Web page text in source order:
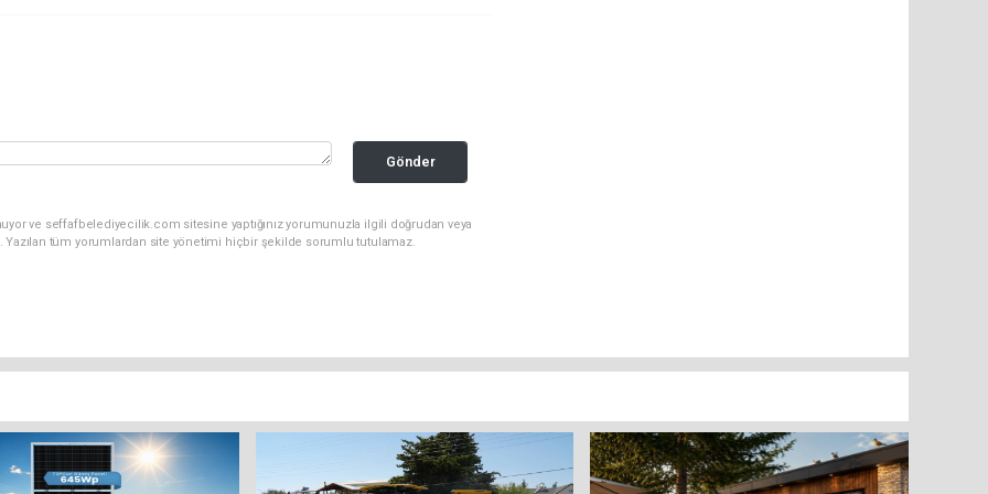
Gönder
ve seffafbelediyecilik.com sitesine yaptığınız yorumunuzla ilgili doğrudan veya
Yazılan tüm yorumlardan site yönetimi hiçbir şekilde sorumlu tutulamaz.